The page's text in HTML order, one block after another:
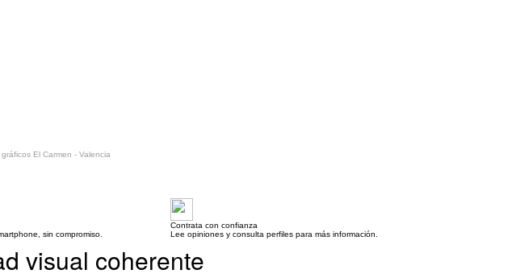
El Carmen - Valencia
sin compromiso.
Contrata con confianza
Lee opiniones y consulta perfiles para más información.
visual coherente